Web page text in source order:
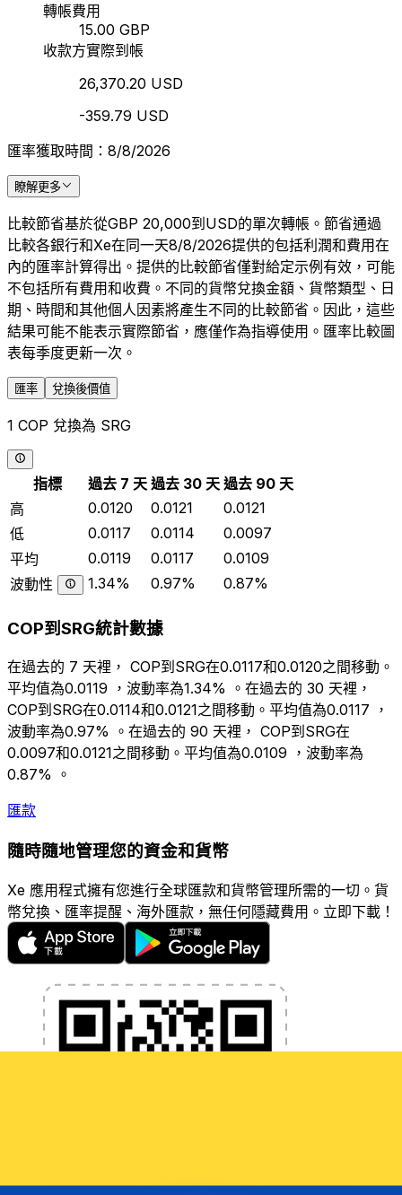
轉帳費用
15.00 GBP
收款方實際到帳
26,370.20 USD
-359.79 USD
匯率獲取時間：8/8/2026
瞭解更多
比較節省基於從GBP 20,000到USD的單次轉帳。節省通過
比較各銀行和Xe在同一天8/8/2026提供的包括利潤和費用在
內的匯率計算得出。提供的比較節省僅對給定示例有效，可能
不包括所有費用和收費。不同的貨幣兌換金額、貨幣類型、日
期、時間和其他個人因素將產生不同的比較節省。因此，這些
結果可能不能表示實際節省，應僅作為指導使用。匯率比較圖
表每季度更新一次。
匯率 兌換後價值
1 COP 兌換為 SRG
指標 過去 7 天 過去 30 天 過去 90 天
高
0.0120 0.0121
0.0121
低
0.0117 0.0114
0.0097
平均
0.0119 0.0117
0.0109
波動性
1.34% 0.97% 0.87%
COP到SRG統計數據
在過去的 7 天裡， COP到SRG在0.0117和0.0120之間移動。
平均值為0.0119 ，波動率為1.34% 。在過去的 30 天裡，
COP到SRG在0.0114和0.0121之間移動。平均值為0.0117 ，
波動率為0.97% 。在過去的 90 天裡， COP到SRG在
0.0097和0.0121之間移動。平均值為0.0109 ，波動率為
0.87% 。
匯款
隨時隨地管理您的資金和貨幣
Xe 應用程式擁有您進行全球匯款和貨幣管理所需的一切。貨
幣兌換、匯率提醒、海外匯款，無任何隱藏費用。立即下載！